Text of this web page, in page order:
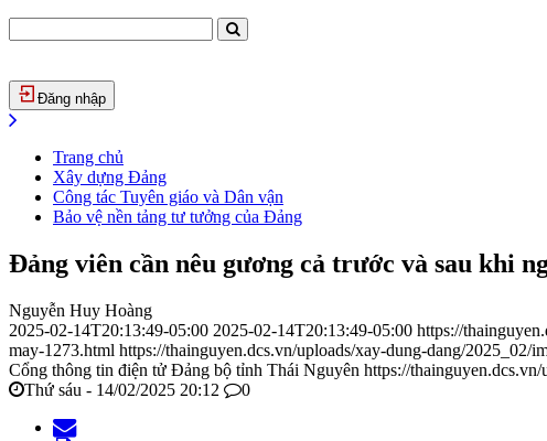
Đăng nhập
Trang chủ
Xây dựng Đảng
Công tác Tuyên giáo và Dân vận
Bảo vệ nền tảng tư tưởng của Đảng
Đảng viên cần nêu gương cả trước và sau khi
Nguyễn Huy Hoàng
2025-02-14T20:13:49-05:00 2025-02-14T20:13:49-05:00 https://
may-1273.html https://thainguyen.dcs.vn/uploads/xay-dung-dang/2025_02/
Cổng thông tin điện tử Đảng bộ tỉnh Thái Nguyên https://
Thứ sáu - 14/02/2025 20:12
0